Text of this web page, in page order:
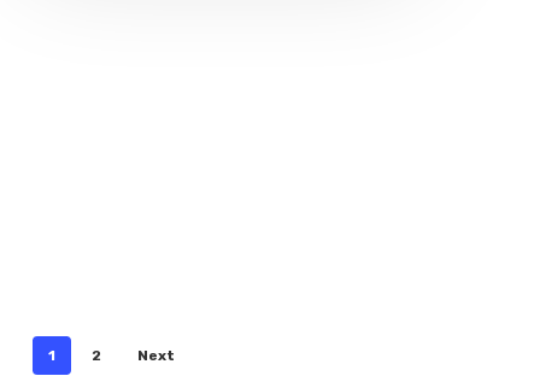
1 2 Next